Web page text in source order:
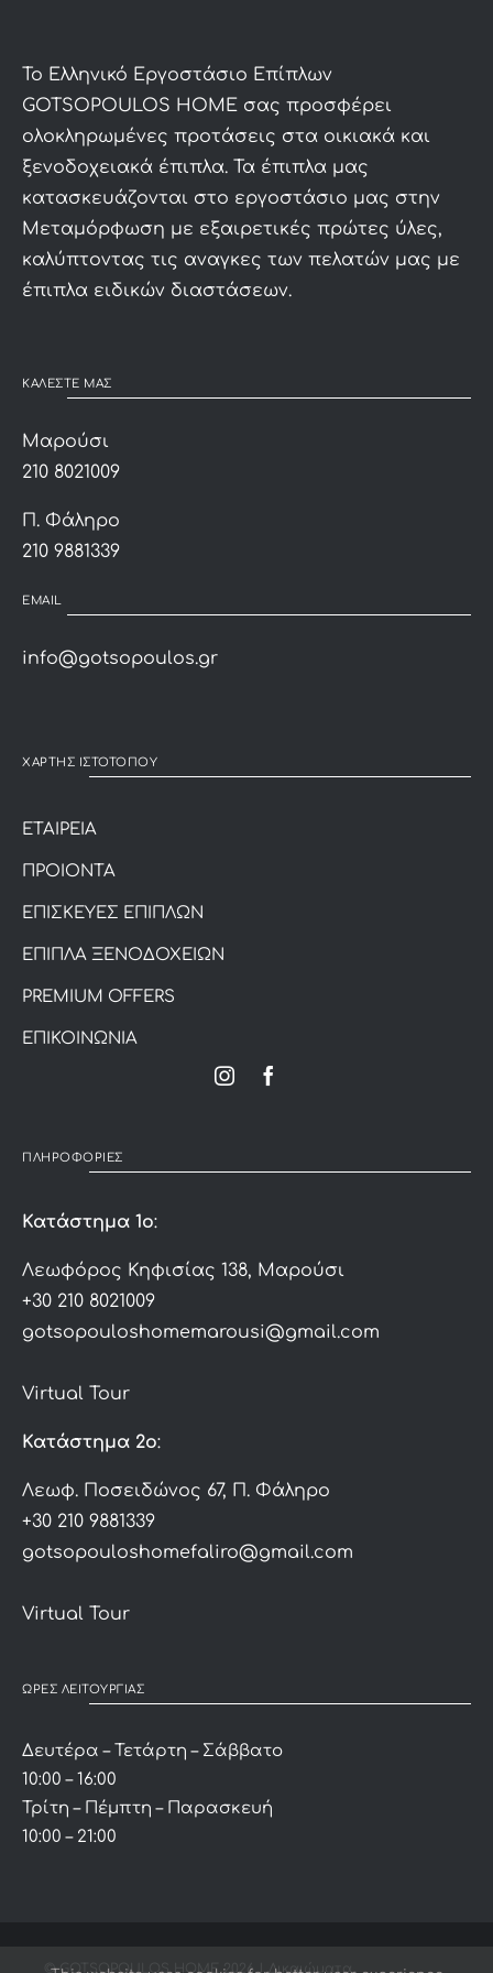
To Ελληνικό Εργοστάσιο Επίπλων
GOTSOPOULOS HOME σας προσφέρει
ολοκληρωμένες προτάσεις στα οικιακά και
ξενοδοχειακά έπιπλα. Τα έπιπλα μας
κατασκευάζονται στο εργοστάσιο μας στην
Μεταμόρφωση με εξαιρετικές πρώτες ύλες,
καλύπτοντας τις αναγκες των πελατών μας με
έπιπλα ειδικών διαστάσεων.
ΚΑΛΕΣΤΕ ΜΑΣ
Μαρούσι
210 8021009
Π. Φάληρο
210 9881339
EMAIL
info@gotsopoulos.gr
ΧΑΡΤΗΣ ΙΣΤΟΤΟΠΟΥ
ΕΤΑΙΡΕΙΑ
ΠΡΟΙΟΝΤΑ
ΕΠΙΣΚΕΥΕΣ ΕΠΙΠΛΩΝ
ΕΠΙΠΛΑ ΞΕΝΟΔΟΧΕΙΩΝ
PREMIUM OFFERS
ΕΠΙΚΟΙΝΩΝΙΑ
ΠΛΗΡΟΦΟΡΙΕΣ
Κατάστημα 1ο:
Λεωφόρος Κηφισίας 138, Μαρούσι
+30 210 8021009
gotsopouloshomemarousi@gmail.com
Virtual Tour
Κατάστημα 2ο:
Λεωφ. Ποσειδώνος 67, Π. Φάληρο
+30 210 9881339
gotsopouloshomefaliro@gmail.com
Virtual Tour
ΩΡΕΣ ΛΕΙΤΟΥΡΓΙΑΣ
Δευτέρα – Τετάρτη – Σάββατο
10:00 – 16:00
Τρίτη – Πέμπτη – Παρασκευή
10:00 – 21:00
© GOTSOPOULOS HOME 2026 | Δικαιώματα